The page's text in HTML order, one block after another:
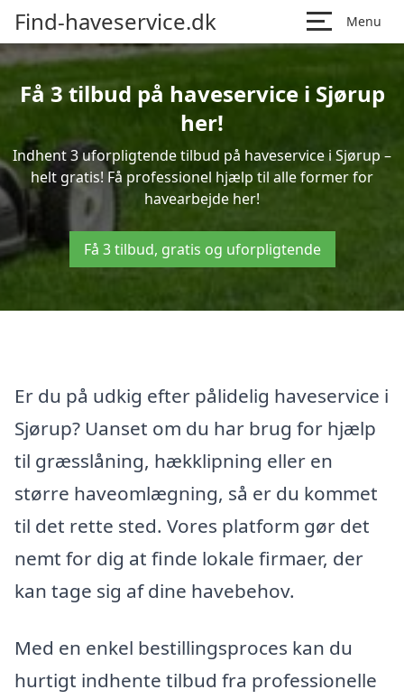
Find-haveservice.dk Menu
Få 3 tilbud på haveservice i Sjørup
her!
Indhent 3 uforpligtende tilbud på haveservice i Sjørup –
helt gratis! Få professionel hjælp til alle former for
havearbejde her!
Få 3 tilbud, gratis og uforpligtende
Er du på udkig efter pålidelig haveservice i
Sjørup? Uanset om du har brug for hjælp
til græsslåning, hækklipning eller en
større haveomlægning, så er du kommet
til det rette sted. Vores platform gør det
nemt for dig at finde lokale firmaer, der
kan tage sig af dine havebehov.
Med en enkel bestillingsproces kan du
hurtigt indhente tilbud fra professionelle